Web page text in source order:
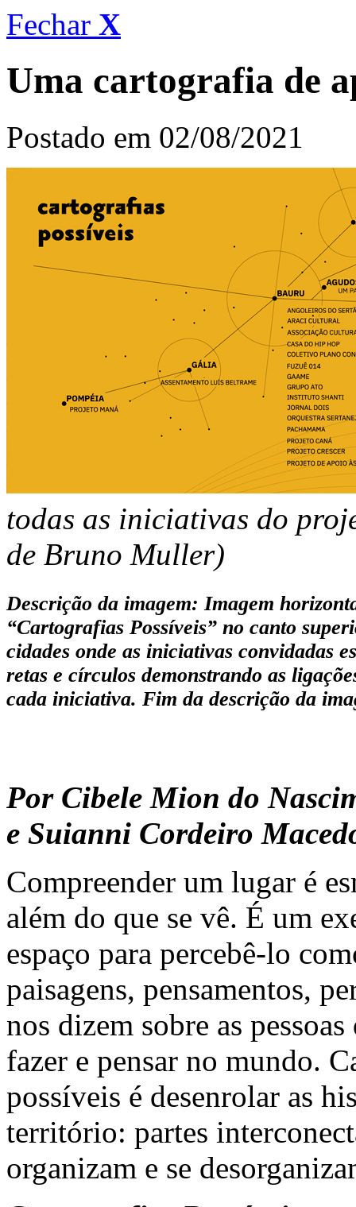
Fechar X
Uma cartografia de
Postado em 02/08/2021
todas as iniciativas do
de Bruno Muller)
Descrição da imagem: Imagem
“Cartografias Possíveis” no canto
cidades onde as iniciativas convidadas
retas e círculos demonstrando as
cada iniciativa. Fim da descrição da
Por Cibele Mion do
e Suianni Cordeiro
Compreender um lugar é
além do que se vê. É um
espaço para percebê-lo
paisagens, pensamentos,
nos dizem sobre as
fazer e pensar no mundo.
possíveis é desenrolar as
território: partes
organizam e se